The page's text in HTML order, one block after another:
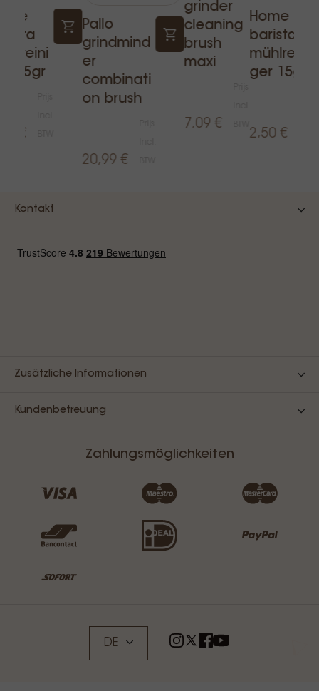
15gr
€
Pallo
grindmind
er
combinati
on brush
20,99 €
grinder
cleaning
brush
maxi
7,09 €
Home
barista
mühlreini
ger 15gr
2,50 €
Kontakt
Zusätzliche Informationen
Kundenbetreuung
Zahlungsmöglichkeiten
DE